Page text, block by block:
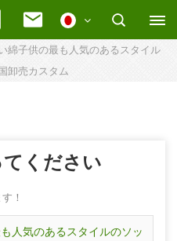
綿子供の最も人気のあるスタイル
卸売カスタム
ください
！
人気のあるスタイルのソッ